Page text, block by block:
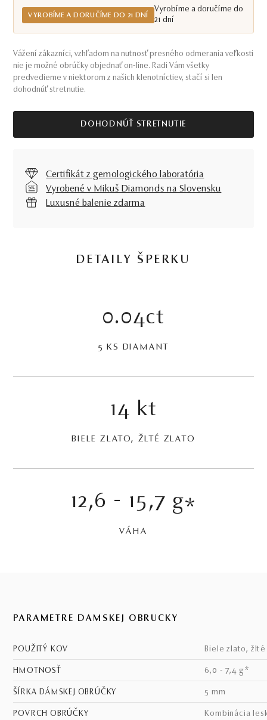
VYROBÍME A DORUČÍME DO 21 DNÍ
Vyrobíme a doručíme do
21 dní
Vážení zákazníci, vzhľadom na nutnosť presného odmerania veľkosti
nie je možné obrúčky objednať on-line. Radi Vám všetky
predvedieme v niektorom z našich klenotníctiev, stačí si len
dohodnúť stretnutie.
DOHODNÚŤ STRETNUTIE
Certifikát z gemologického laboratória
Vyrobené v Mikuš Diamonds na Slovensku
Luxusné balenie zdarma
DETAILY ŠPERKU
0.04ct
5 KS DIAMANT
14 kt
BIELE ZLATO, ŽLTÉ ZLATO
12,6 - 15,7 g*
VÁHA
PARAMETRE DÁMSKEJ OBRÚČKY
POUŽITÝ KOV biele zlato,
HMOTNOSŤ 6,0 - 7,4 g*
ŠÍRKA DÁMSKEJ OBRÚČKY 5 mm
POVRCH OBRÚČKY kombinácia